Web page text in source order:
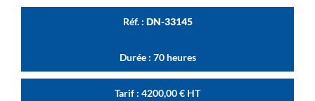
Réf. : DN-33145
Durée : 70 heures
Tarif : 4200,00€ HT